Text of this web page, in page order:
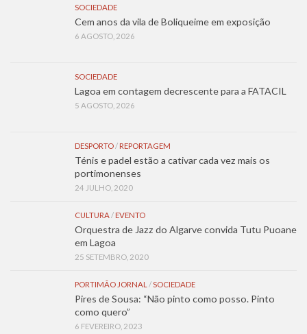
SOCIEDADE
Cem anos da vila de Boliqueime em exposição
6 AGOSTO, 2026
SOCIEDADE
Lagoa em contagem decrescente para a FATACIL
5 AGOSTO, 2026
DESPORTO/ REPORTAGEM
Ténis e padel estão a cativar cada vez mais os
portimonenses
24 JULHO, 2020
CULTURA/ EVENTO
Orquestra de Jazz do Algarve convida Tutu Puoane
em Lagoa
25 SETEMBRO, 2020
PORTIMÃO JORNAL /SOCIEDADE
Pires de Sousa: “Não pinto como posso. Pinto
como quero”
6 FEVEREIRO, 2023